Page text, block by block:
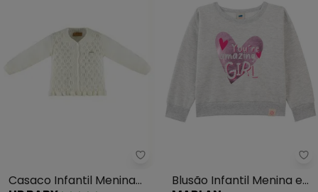
Up Baby - Casaco Infantil
Casaco Infantil Menina
Blusão Infantil Menina em